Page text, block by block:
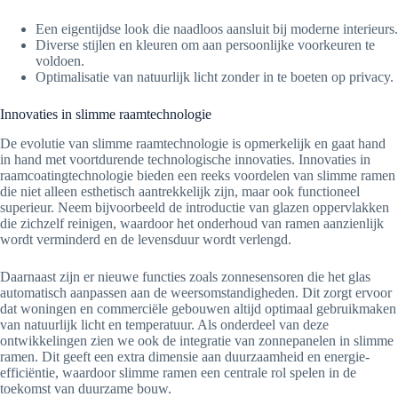
Een eigentijdse look die naadloos aansluit bij moderne interieurs.
Diverse stijlen en kleuren om aan persoonlijke voorkeuren te
voldoen.
Optimalisatie van natuurlijk licht zonder in te boeten op privacy.
Innovaties in slimme raamtechnologie
De evolutie van slimme raamtechnologie is opmerkelijk en gaat hand
in hand met voortdurende technologische innovaties. Innovaties in
raamcoatingtechnologie bieden een reeks voordelen van slimme ramen
die niet alleen esthetisch aantrekkelijk zijn, maar ook functioneel
superieur. Neem bijvoorbeeld de introductie van glazen oppervlakken
die zichzelf reinigen, waardoor het onderhoud van ramen aanzienlijk
wordt verminderd en de levensduur wordt verlengd.
Daarnaast zijn er nieuwe functies zoals zonnesensoren die het glas
automatisch aanpassen aan de weersomstandigheden. Dit zorgt ervoor
dat woningen en commerciële gebouwen altijd optimaal gebruikmaken
van natuurlijk licht en temperatuur. Als onderdeel van deze
ontwikkelingen zien we ook de integratie van zonnepanelen in slimme
ramen. Dit geeft een extra dimensie aan duurzaamheid en energie-
efficiëntie, waardoor slimme ramen een centrale rol spelen in de
toekomst van duurzame bouw.